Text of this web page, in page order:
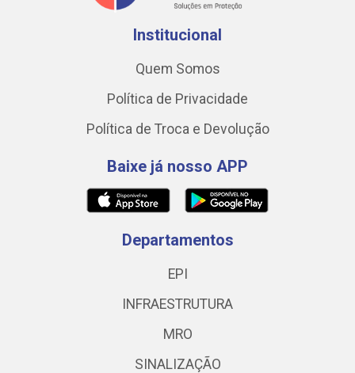
Institucional
Quem Somos
Política de Privacidade
Política de Troca e Devolução
Baixe já nosso APP
Departamentos
EPI
INFRAESTRUTURA
MRO
SINALIZAÇÃO